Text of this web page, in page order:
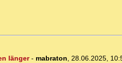
länger- mabraton, 28.06.2025,